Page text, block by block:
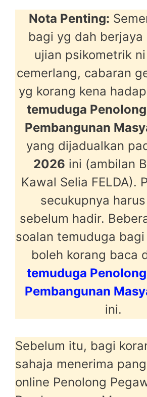
Nota Penting:
bagi yg dah berjaya
ujian psikometrik
cemerlang, cabaran
yg korang kena
temuduga
Pembangunan
yang dijadualkan
2026 ini (ambilan
Kawal Selia FELDA).
secukupnya
sebelum hadir.
soalan temuduga
boleh korang baca
temuduga
Pembangunan
ini.
Sebelum itu, bagi
sahaja menerima
online Penolong